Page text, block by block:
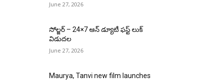
June 27, 2026
సోల్జర్ – 24×7 ఆన్ డ్యూటీ ఫస్ట్ లుక్
విడుదల
June 27, 2026
Maurya, Tanvi new film launches